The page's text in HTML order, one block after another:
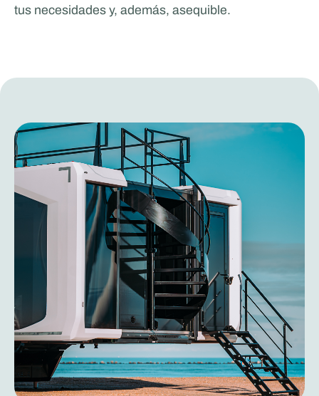
tus necesidades y, además, asequible.